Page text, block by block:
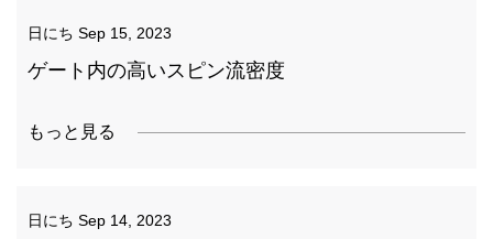
日にち Sep 15, 2023
ゲート内の高いスピン流密度
もっと見る
日にち Sep 14, 2023